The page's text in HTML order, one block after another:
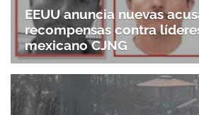
EEUU anuncia nuevas
recompensas contra
mexicano CJNG